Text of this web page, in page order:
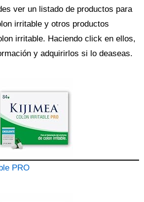
ver un listado de productos para
irritable y otros productos
irritable. Haciendo click en ellos,
y adquirirlos si lo deaseas.
PRO